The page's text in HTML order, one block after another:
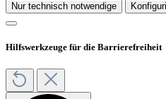
Nur technisch notwendige
Hilfswerkzeuge für die Barrierefreiheit